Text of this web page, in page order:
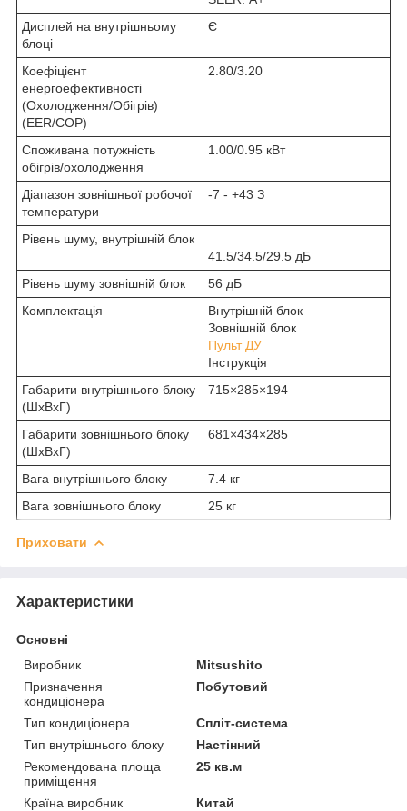
Дисплей на внутрішньому
блоці
Є
Коефіцієнт
енергоефективності
(Охолодження/Обігрів)
(EER/COP)
2.80/3.20
Споживана потужність
обігрів/охолодження
1.00/0.95 кВт
Діапазон зовнішньої робочої
температури
-7 - +43 З
Рівень шуму, внутрішній блок
41.5/34.5/29.5 дБ
Рівень шуму зовнішній блок
56 дБ
Комплектація
Внутрішній блок
Зовнішній блок
Пульт ДУ
Інструкція
Габарити внутрішнього блоку
(ШхВхГ)
715×285×194
Габарити зовнішнього блоку
(ШхВхГ)
681×434×285
Вага внутрішнього блоку
7.4 кг
Вага зовнішнього блоку
25 кг
Приховати
Характеристики
Основні
Виробник
Mitsushito
Призначення
кондиціонера
Побутовий
Тип кондиціонера
Спліт-система
Тип внутрішнього блоку
Настінний
Рекомендована площа
приміщення
25 кв.м
Країна виробник
Китай